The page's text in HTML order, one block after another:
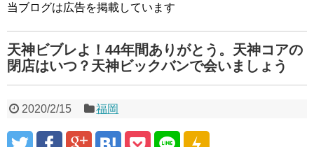
当ブログは広告を掲載しています
天神ビブレよ！44年間ありがとう。天神コアの
閉店はいつ？天神ビックバンで会いましょう
2020/2/15 福岡